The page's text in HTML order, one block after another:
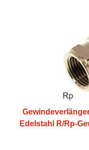
Edelstahl R/Rp-